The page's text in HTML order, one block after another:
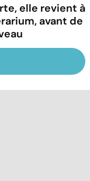
elle revient à
avant de